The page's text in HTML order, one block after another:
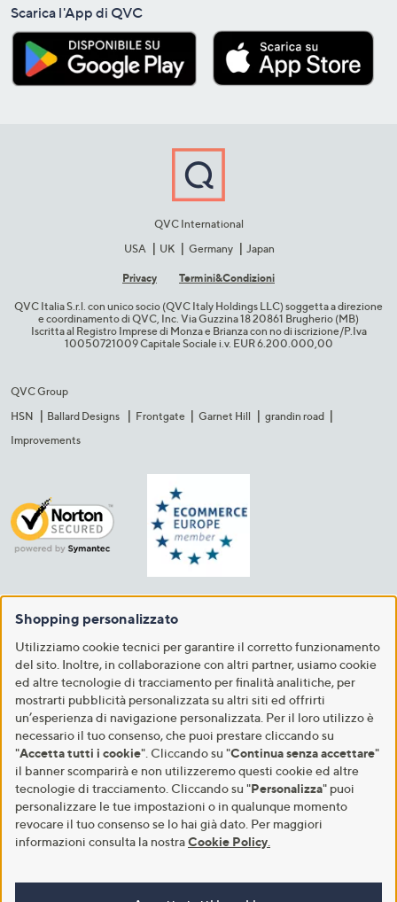
Scarica l'App di QVC
QVC International
USA
UK Germany Japan
Privacy Termini&C​ondizioni
QVC Italia S.r.l. con unico socio (QVC Italy Holdings LLC) soggetta a direzione
e coordinamento di QVC, Inc. Via Guzzina 18 20861 Brugherio (MB)​
Iscritta al Registro Imprese di Monza e Brianza con no di iscrizione/P.Iva
10050721009 Capitale Sociale i.v. EUR 6.200.000,00​
QVC Group
HSN
Ballard Designs Frontgate Garnet Hill
grandin road
Improvements
Shopping personalizzato
Utilizziamo cookie tecnici per garantire il corretto funzionamento
del sito. Inoltre, in collaborazione con altri partner, usiamo cookie
ed altre tecnologie di tracciamento per finalità analitiche, per
mostrarti pubblicità personalizzata su altri siti ed offrirti
un’esperienza di navigazione personalizzata. Per il loro utilizzo è
necessario il tuo consenso, che puoi prestare cliccando su
"Accetta tutti i cookie". Cliccando su "Continua senza accettare"
il banner scomparirà e non utilizzeremo questi cookie ed altre
tecnologie di tracciamento. Cliccando su "Personalizza" puoi
personalizzare le tue impostazioni o in qualunque momento
revocare il tuo consenso se lo hai già dato. Per maggiori
informazioni consulta la nostraCookie Policy